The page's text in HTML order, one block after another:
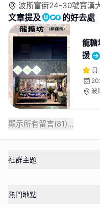
波斯富街24-30號寶漢
文章提及 的好去處
龍糖
援
波
顯示所有留言(81)...
社群主題
熱門地點